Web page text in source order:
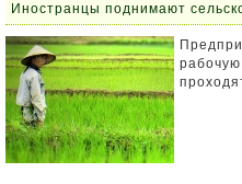
Иностранцы поднимают